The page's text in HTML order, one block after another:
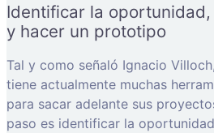
Identificar la
y hacer un prototipo
Tal y como señaló Ignacio
tiene actualmente muchas
para sacar adelante sus
paso es identificar la